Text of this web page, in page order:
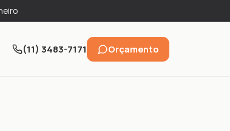
(11) 3483-7171 Orçamento